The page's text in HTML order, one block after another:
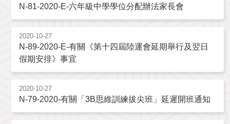
N-81-2020-E-六年級中學學位分配辦法家長會
2020-10-27
N-89-2020-E-有關《第十四屆陸運會延期舉行及翌日
假期安排》事宜
2020-10-27
N-79-2020-有關「3B思維訓練拔尖班」延遲開班通知